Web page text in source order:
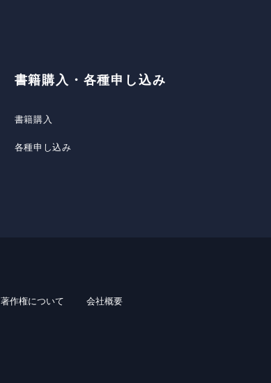
書籍購入・各種申し込み
書籍購入
各種申し込み
著作権について 会社概要